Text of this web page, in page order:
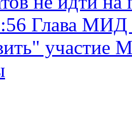
Глава МИД
участие